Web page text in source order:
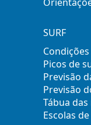
SURF
Picos de
Previsão
Previsão
Tábua
Escolas